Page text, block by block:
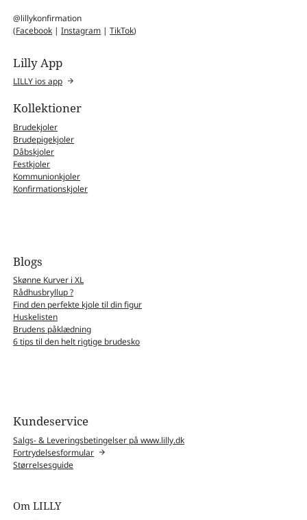
@lillykonfirmation
(Facebook |Instagram |TikTok)
Lilly App
LILLY ios app
Kollektioner
Brudekjoler
Brudepigekjoler
Dåbskjoler
Festkjoler
Kommunionkjoler
Konfirmationskjoler
Blogs
Skønne Kurver i XL
Rådhusbryllup ?
Find den perfekte kjole til din figur
Huskelisten
Brudens påklædning
6 tips til den helt rigtige brudesko
Kundeservice
Salgs- & Leveringsbetingelser på www.lilly.dk
Fortrydelsesformular
Størrelsesguide
Om LILLY